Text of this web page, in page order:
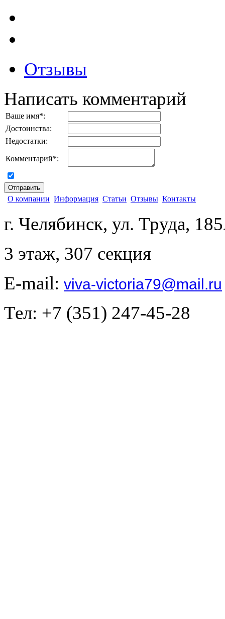
Отзывы
Написать комментарий
Ваше имя*:
Достоинства:
Недостатки:
Комментарий*:
О компании Информация Статьи Отзывы Контакты
г. Челябинск, ул. Труда,
3 этаж, 307 секция
E-mail: viva-victoria79@mail.ru
Тел: +7 (351) 247-45-28